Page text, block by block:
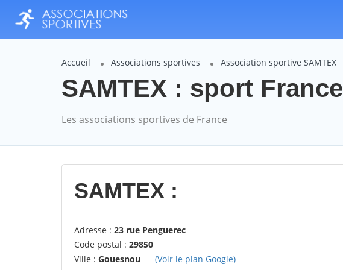
Accueil Associations sportives Association sportive SAMTEX
SAMTEX : sport France
Les associations sportives de France
SAMTEX :
Adresse : 23 rue Penguerec
Code postal : 29850
Ville : Gouesnou
(Voir le plan Google)